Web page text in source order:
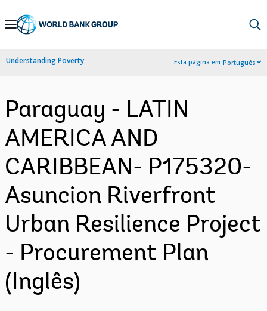
Skip
Navigation
Understanding Poverty Esta página em:Português
Paraguay - LATIN
AMERICA AND
CARIBBEAN- P175320-
Asuncion Riverfront
Urban Resilience Project
- Procurement Plan
(Inglês)